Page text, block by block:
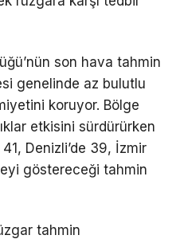
son hava tahmin
genelinde az bulutlu
koruyor. Bölge
etkisini sürdürürken
Denizli’de 39, İzmir
göstereceği tahmin
tahmin